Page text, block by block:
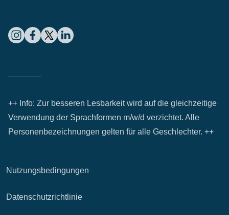
++ Info: Zur besseren Lesbarkeit wird auf die gleichzeitige
Verwendung der Sprachformen m/w/d verzichtet. Alle
Personenbezeichnungen gelten für alle Geschlechter. ++
Nutzungsbedingungen
Datenschutzrichtlinie